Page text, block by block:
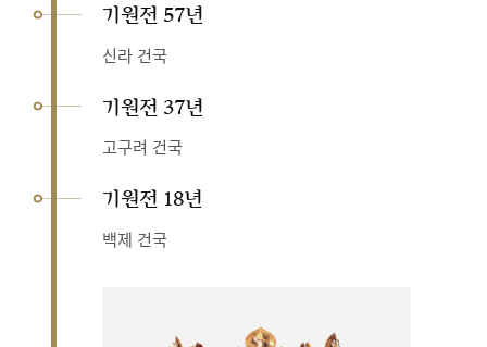
기원전 57년
신라 건국
기원전 37년
고구려 건국
기원전 18년
백제 건국